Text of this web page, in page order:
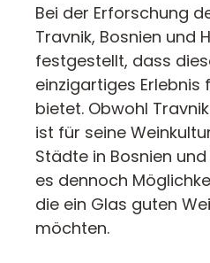
Bei der Erforschung
Travnik, Bosnien und
festgestellt, dass
einzigartiges Erlebnis
bietet. Obwohl
ist für seine
Städte in Bosnien
es dennoch
die ein Glas guten
möchten.